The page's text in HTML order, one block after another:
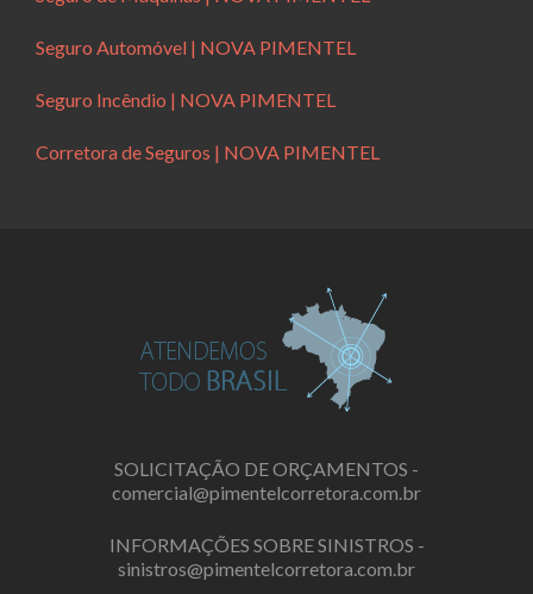
Seguro Automóvel | NOVA PIMENTEL
Seguro Incêndio | NOVA PIMENTEL
Corretora de Seguros | NOVA PIMENTEL
SOLICITAÇÃO DE ORÇAMENTOS -
comercial@pimentelcorretora.com.br
INFORMAÇÕES SOBRE SINISTROS -
sinistros@pimentelcorretora.com.br